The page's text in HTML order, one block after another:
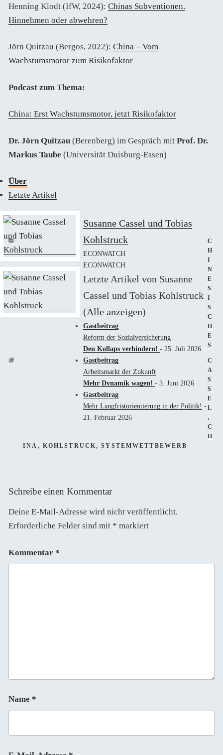
Henning Klodt (IfW, 2024): Chinas Subventionen.
Hinnehmen oder abwehren?
Jörn Quitzau (Bergos, 2022): China – Vom
Wachstumsmotor zum Risikofaktor
Podcast zum Thema:
China: Erst Wachstumsmotor, jetzt Risikofaktor
Dr. Jörn Quitzau (Berenberg) im Gespräch mit Prof. Dr.
Markus Taube (Universität Duisburg-Essen)
Über
Letzte Artikel
Susanne Cassel und Tobias
Kohlstruck
ECONWATCH
ECONWATCH
Letzte Artikel von Susanne
Cassel und Tobias Kohlstruck
(Alle anzeigen)
Gastbeitrag
Reform der Sozialversicherung
Den Kollaps verhindern! - 25. Juli 2026
Gastbeitrag
Arbeitsmarkt der Zukunft
Mehr Dynamik wagen! - 3. Juni 2026
Gastbeitrag
Mehr Langfristorientierung in der Politik! -
21. Februar 2026
C
H
I
N
E
S
I
S
C
H
E
S
C
A
S
S
E
L
,
C
H
INA , KOHLSTRUCK,SYSTEMWETTBEWERB
Schreibe einen Kommentar
Deine E-Mail-Adresse wird nicht veröffentlicht.
Erforderliche Felder sind mit * markiert
Kommentar *
Name *